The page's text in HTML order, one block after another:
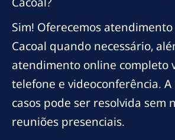
Sim! Oferecemos
Cacoal quando necessário,
atendimento online completo
telefone e videoconferência.
casos pode ser resolvida sem
reuniões presenciais.